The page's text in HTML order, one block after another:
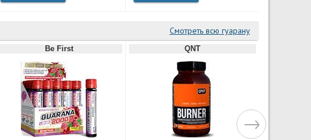
Смотреть всю гуарану
Be First QNT